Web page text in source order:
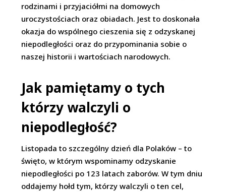
rodzinami i przyjaciółmi na domowych
uroczystościach oraz obiadach. Jest to doskonała
okazja do wspólnego cieszenia się z odzyskanej
niepodległości oraz do przypominania sobie o
naszej historii i wartościach narodowych.
Jak pamiętamy o tych
którzy walczyli o
niepodległość?
Listopada to szczególny dzień dla Polaków – to
święto, w którym wspominamy odzyskanie
niepodległości po 123 latach zaborów. W tym dniu
oddajemy hołd tym, którzy walczyli o ten cel,